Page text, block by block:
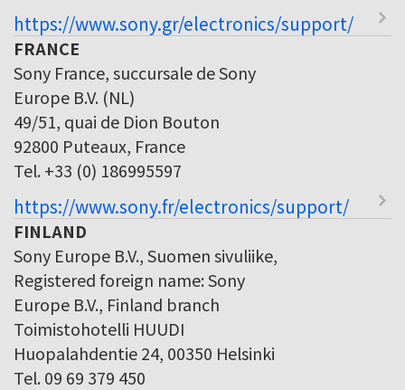
https://www.sony.gr/electronics/support/
FRANCE
Sony France, succursale de Sony
Europe B.V. (NL)
49/51, quai de Dion Bouton
92800 Puteaux, France
Tel. +33 (0) 186995597
https://www.sony.fr/electronics/support/
FINLAND
Sony Europe B.V., Suomen sivuliike,
Registered foreign name: Sony
Europe B.V., Finland branch
Toimistohotelli HUUDI
Huopalahdentie 24, 00350 Helsinki
Tel. 09 69 379 450